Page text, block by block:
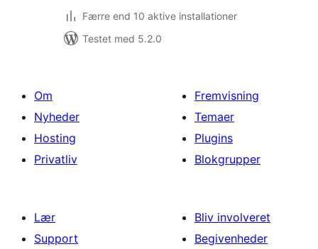
Færre end 10 aktive installationer
Testet med 5.2.0
Om
Nyheder
Hosting
Privatliv
Fremvisning
Temaer
Plugins
Blokgrupper
Lær
Support
Bliv involveret
Begivenheder